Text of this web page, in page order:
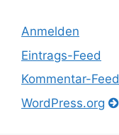
Anmelden
Eintrags-Feed
Kommentar-Feed
WordPress.org